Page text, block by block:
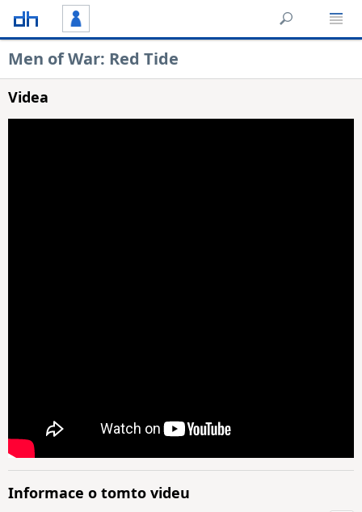
Men of War: Red Tide
Videa
Informace o tomto videu